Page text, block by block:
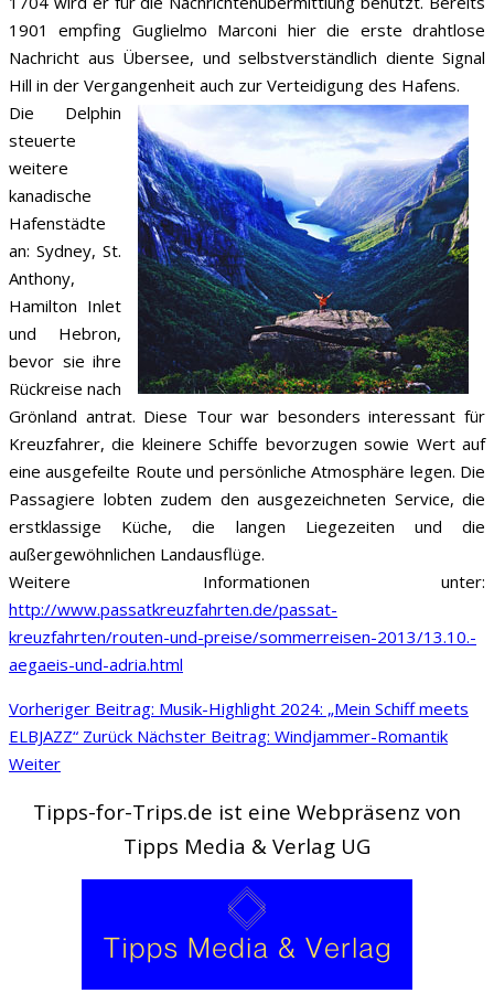
1901 empfing Guglielmo Marconi hier die erste drahtlose
Nachricht aus Übersee, und selbstverständlich diente Signal
Hill in der Vergangenheit auch zur Verteidigung des Hafens.
Die Delphin
steuerte
weitere
kanadische
Hafenstädte
an: Sydney, St.
Anthony,
Hamilton Inlet
und Hebron,
bevor sie ihre
Rückreise nach
Grönland antrat. Diese Tour war besonders interessant für
Kreuzfahrer, die kleinere Schiffe bevorzugen sowie Wert auf
eine ausgefeilte Route und persönliche Atmosphäre legen. Die
Passagiere lobten zudem den ausgezeichneten Service, die
erstklassige Küche, die langen Liegezeiten und die
außergewöhnlichen Landausflüge.
Weitere Informationen unter:
http://www.passatkreuzfahrten.de/passat-
kreuzfahrten/routen-und-preise/sommerreisen-2013/13.10.-
aegaeis-und-adria.html
Vorheriger Beitrag: Musik-Highlight 2024: „Mein Schiff meets
ELBJAZZ“ Zurück Nächster Beitrag: Windjammer-Romantik
Weiter
Tipps-for-Trips.de ist eine Webpräsenz von
Tipps Media & Verlag UG